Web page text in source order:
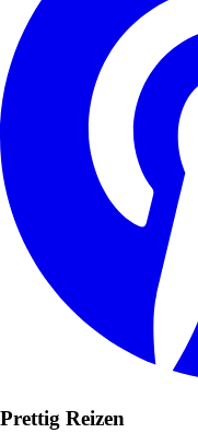
Prettig Reizen